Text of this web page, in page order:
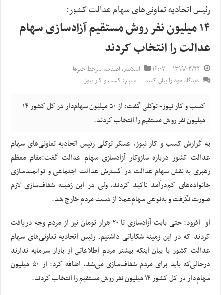
رئیس اتحادیه تعاونی‌های سهام عدالت کشور:
۱۴ میلیون نفر روش مستقیم آزادسازی سهام
عدالت را انتخاب کردند
۱۳۹۹/۰۳/۲۲ ۱۶:۰۷ اسلایدر,اصناف,سرخط خبرها
دیدگاه خود را بیان کنید
منبع: کسب و کار نیوز
کسب و کار نیوز- توکلی گفت: از ۵۰ میلیون سهام‌دار در کل کشور ۱۴
میلیون نفر روش مستقیم را انتخاب کردند.
به گزارش کسب و کار نیوز، عسکر توکلی رئیس اتحادیه تعاونی‌های سهام
عدالت کشور درباره سازوکار آزادسازی سهام عدالت گفت:مقام معظم
رهبری به نقش سهام عدالت در گسترش عدالت اجتماعی و توانمندسازی
خانواده‌های کم‌درآمد تاکید کردند، ولی در این زمینه شفاف‌سازی لازم
صورت نگرفت و به‌نوعی سهام‌عملا از دست مردم خارج شد.
او افزود: حتی بابت آزادسازی تا ۲۰ هزار تومان نیز از مردم وجه دریافت
کردند که در این زمینه شکایاتی داشتیم. رئیس اتحادیه تعاونی‌های سهام
عدالت کشور با بیان اینکه بیشتر مردم اطلاعاتی از بازار سرمایه ندارند
درحالی‌که باید برای مردم شفاف‌سازی می‌شد، اضافه کرد: از ۵۰ میلیون
سهام‌دار در کل کشور ۱۴ میلیون نفر روش مستقیم را انتخاب کردند.